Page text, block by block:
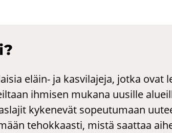
eläin- ja kasvilajeja, jotka ovat
ihmisen mukana uusille
kykenevät sopeutumaan
tehokkaasti, mistä saattaa